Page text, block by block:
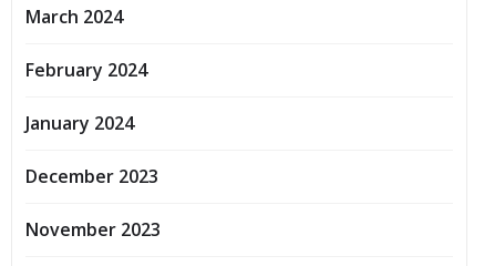
March 2024
February 2024
January 2024
December 2023
November 2023